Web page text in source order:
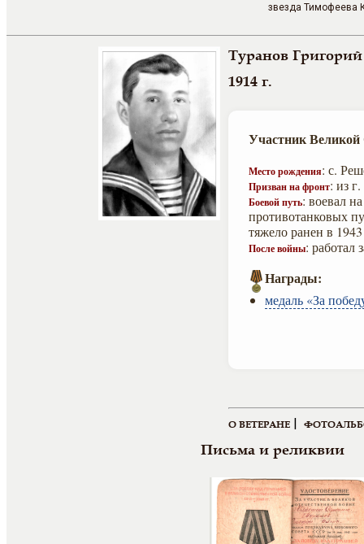
звезда Тимофеева
Туранов
1914 г.
Участник
Место рождения: с.
Призван на фронт: из
Боевой путь: воевал
противотанковых
тяжело ранен в
После войны: работал
Награды:
медаль «За
О ВЕТЕРАНЕ |
Письма и реликвии